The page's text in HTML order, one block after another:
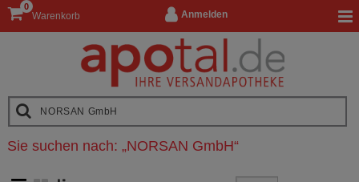
Anmelden
Warenkorb
0
Sie suchen nach: „NORSAN GmbH“